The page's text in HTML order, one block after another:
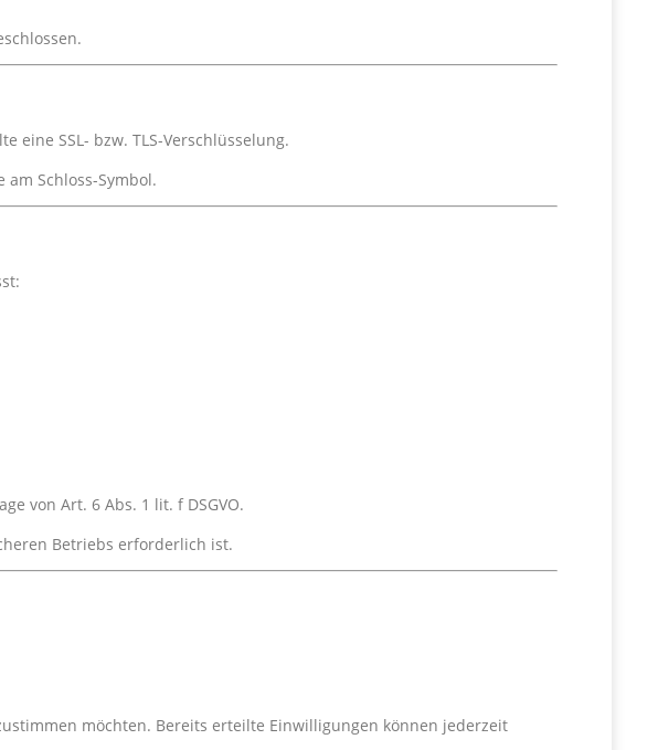
SSL- bzw. TLS-Verschlüsselung.
Schloss-Symbol.
von Art. 6 Abs. 1 lit. f DSGVO.
Betriebs erforderlich ist.
möchten. Bereits erteilte Einwilligungen können jederzeit